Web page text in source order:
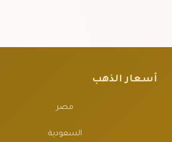
أسعار الذهب
مصر
السعودية